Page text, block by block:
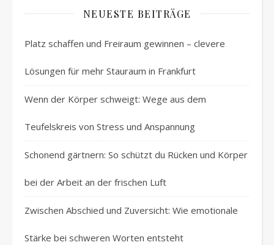
NEUESTE BEITRÄGE
Platz schaffen und Freiraum gewinnen – clevere
Lösungen für mehr Stauraum in Frankfurt
Wenn der Körper schweigt: Wege aus dem
Teufelskreis von Stress und Anspannung
Schonend gärtnern: So schützt du Rücken und Körper
bei der Arbeit an der frischen Luft
Zwischen Abschied und Zuversicht: Wie emotionale
Stärke bei schweren Worten entsteht